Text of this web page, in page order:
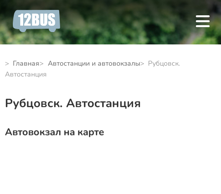
Главная Автостанции и автовокзалы
Рубцовск.
Автостанция
Рубцовск. Автостанция
Автовокзал на карте